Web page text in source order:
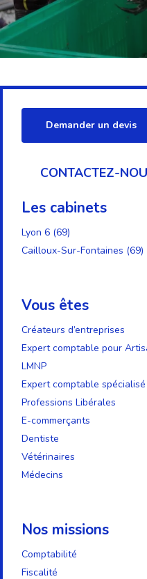
Demander un devis
CONTACTEZ-
Les cabinets
Lyon 6 (69)
Cailloux-Sur-Fontaines (69)
Vous êtes
Créateurs d’entreprises
Expert comptable pour
LMNP
Expert comptable spécialisé
Professions Libérales
E-commerçants
Dentiste
Vétérinaires
Médecins
Nos missions
Comptabilité
Fiscalité